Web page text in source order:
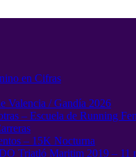
en Cifras
Valencia / Gandía 2026
– Escuela de Running
– 15K Nocturna
Triatló Maritim 2019 – 11